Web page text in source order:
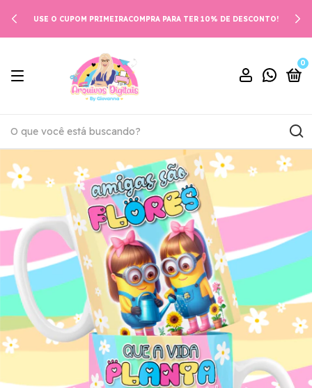
USE O CUPOM PRIMEIRACOMPRA PARA TER 10% DE DESCONTO!
0